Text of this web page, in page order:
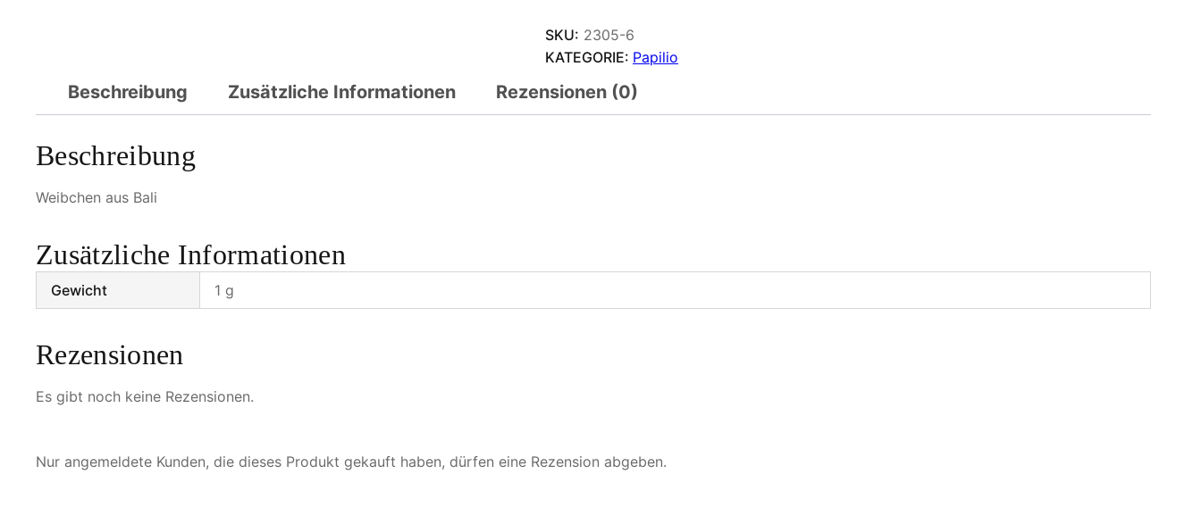
SKU: 2305-6
KATEGORIE: Papilio
Beschreibung Zusätzliche Informationen Rezensionen (0)
Beschreibung
Weibchen aus Bali
Zusätzliche Informationen
Gewicht 1 g
Rezensionen
Es gibt noch keine Rezensionen.
Nur angemeldete Kunden, die dieses Produkt gekauft haben, dürfen eine Rezension abgeben.